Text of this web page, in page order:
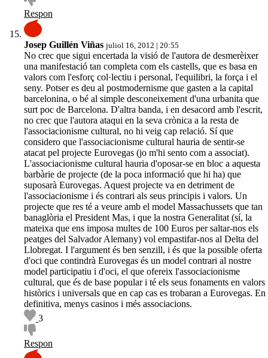
Respon
Josep Guillén Viñas juliol 16, 2012 | 20:55
No crec que sigui encertada la visió de l'autora de desmerèixer
una manifestació tan completa com els castells, que es basa en
valors com l'esforç col·lectiu i personal, l'equilibri, la força i el
seny. Potser es deu al postmodernisme que gasten a la capital
barcelonina, o bé al simple desconeixement d'una urbanita que
surt poc de Barcelona. D'altra banda, i en desacord amb l'escrit,
no crec que l'autora ataqui en la seva crònica a la resta de
l'associacionisme cultural, no hi veig cap relació. Sí que
considero que l'associacionisme cultural hauria de sentir-se
atacat pel projecte Eurovegas (jo m'hi sento com a associat).
L'associacionisme cultural hauria d'oposar-se en bloc a aquesta
barbàrie de projecte (de la poca informació que hi ha) que
suposarà Eurovegas. Aquest projecte va en detriment de
l'associacionisme i és contrari als seus principis i valors. Un
projecte que res té a veure amb el model Massachussets que tan
banaglòria el President Mas, i que la nostra Generalitat (sí, la
mateixa que ens imposa multes de 100 Euros per saltar-nos els
peatges del Salvador Alemany) vol empastifar-nos al Delta del
Llobregat. I l'argument és ben senzill, i és que la possible oferta
d'oci que contindrà Eurovegas és un model contrari al nostre
model participatiu i d'oci, el que ofereix l'associacionisme
cultural, que és de base popular i té els seus fonaments en valors
històrics i universals que en cap cas es trobaran a Eurovegas. En
definitiva, menys casinos i més associacions.
3
Respon